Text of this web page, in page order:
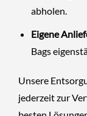
abholen.
Eigene
Bags
Unsere
jederzeit zur